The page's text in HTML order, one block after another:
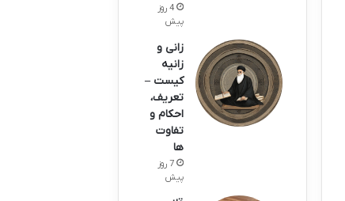
4 روز
پیش
زانی و
زانیه
کیست –
تعریف،
احکام و
تفاوت
ها
7 روز
پیش